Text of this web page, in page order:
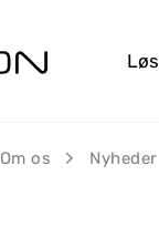
Om os Nyheder